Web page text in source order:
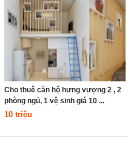
Cho thuê căn hộ hưng vượng 2 , 2
phòng ngủ, 1 vệ sinh giá 10 ...
10 triệu